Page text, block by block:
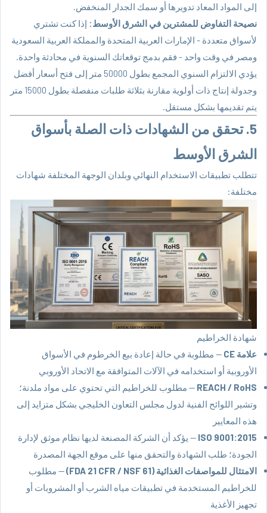
إلى المواد المعاد تدويرها أو سمك الجدار المنخفض.
نصيحة التفاوض للمشترين في الشرق الأوسط: إذا كنت تشتري
لأسواق متعددة - الإمارات العربية المتحدة والمملكة العربية السعودية
ومصر في وقت واحد - فقم بدمج توقعاتك السنوية في محادثة واحدة.
يؤدي الالتزام السنوي المجمع بطول 50000 متر إلى فتح أسعار أفضل
وجدولة إنتاج ذات أولوية مقارنة بثلاثة طلبات منفصلة بطول 15000 متر
يتم تقديمها بشكل مستقل.
5. تحقق من الشهادات ذات الصلة بأسواق
الشرق الأوسط
تتطلب تطبيقات الاستخدام النهائي وبلدان الوجهة المختلفة شهادات
مختلفة:
شهادة الخراطيم
علامة CE
— مطلوبة في حالة إعادة بيع الخرطوم في الأسواق
الأوروبية أو استخدامه في الآلات المتوافقة مع الاتحاد الأوروبي
REACH / RoHS — مطلوب للخراطيم التي تحتوي على مواد ملدنة؛
وتشير اللوائح الفنية لدول مجلس التعاون الخليجي بشكل متزايد إلى
هذه المعايير
ISO 9001:2015 — يؤكد أن الشركة المصنعة لديها نظام موثق لإدارة
الجودة؛ طلب الشهادة والتحقق منها على موقع الجهة المصدرة
الامتثال للمواصفات الغذائية (FDA 21 CFR / NSF 61)
— مطلوب
للخراطيم المستخدمة في تطبيقات مياه الشرب أو المشروبات أو
تجهيز الأغذية